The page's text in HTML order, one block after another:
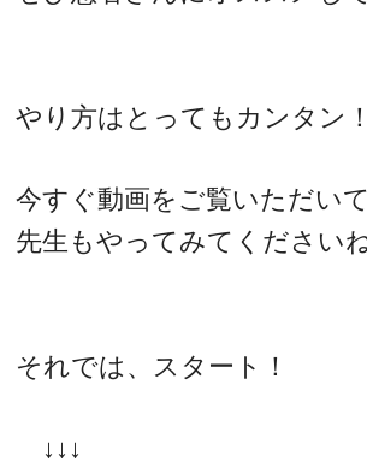
やり方はとってもカンタン！
今すぐ動画をご覧いただいて
先生もやってみてください
それでは、スタート！
↓↓↓